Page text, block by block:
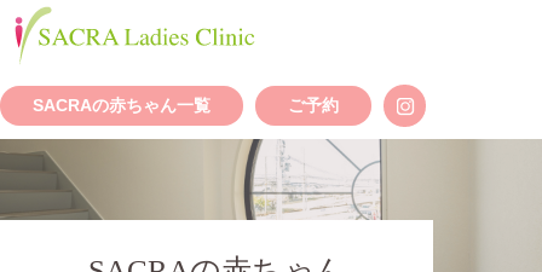
SACRAの赤ちゃん一覧 ご予約